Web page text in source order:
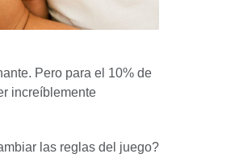
Pero para el 10% de
increíblemente
las reglas del juego?